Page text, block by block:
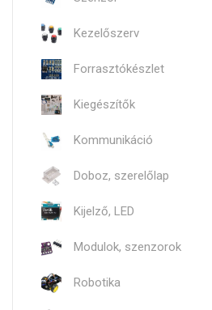
Kezelőszerv
Forrasztókészlet
Kiegészítők
Kommunikáció
Doboz, szerelőlap
Kijelző, LED
Modulok, szenzorok
Robotika